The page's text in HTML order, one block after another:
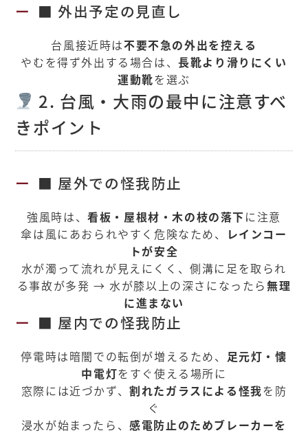
■ 外出予定の見直し
台風接近時は不要不急の外出を控える
やむを得ず外出する場合は、長靴より滑りにくい
運動靴を選ぶ
2. 台風・大雨の最中に注意すべ
きポイント
■ 屋外での怪我防止
強風時は、看板・屋根材・木の枝の落下に注意
傘は風にあおられやすく危険なため、
レインコー
トが安全
水が濁って流れが見えにくく、側溝に足を取られ
る事故が多発 → 水が膝以上の深さになったら無理
に進まない
■ 屋内での怪我防止
停電時は暗闇での転倒が増えるため、 足元灯・懐
中電灯をすぐ使える場所に
窓際には近づかず、割れたガラスによる怪我を防
ぐ
浸水が始まったら、感電防止のためブレーカーを